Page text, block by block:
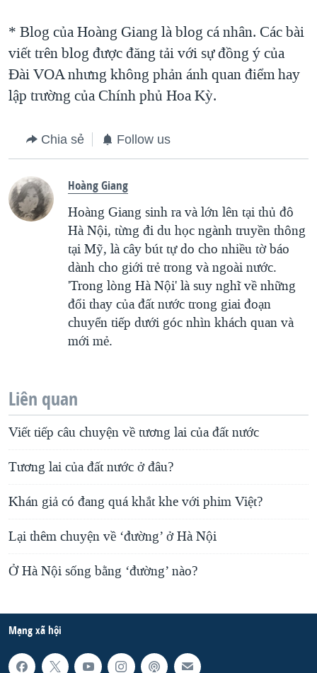
* Blog của Hoàng Giang là blog cá nhân. Các bài
viết trên blog được đăng tải với sự đồng ý của
Ðài VOA nhưng không phản ánh quan điểm hay
lập trường của Chính phủ Hoa Kỳ.
Chia sẻ Follow us
Hoàng Giang
Hoàng Giang sinh ra và lớn lên tại thủ đô
Hà Nội, từng đi du học ngành truyền thông
tại Mỹ, là cây bút tự do cho nhiều tờ báo
dành cho giới trẻ trong và ngoài nước.
'Trong lòng Hà Nội' là suy nghĩ về những
đổi thay của đất nước trong giai đoạn
chuyển tiếp dưới góc nhìn khách quan và
mới mẻ.
Liên quan
Viết tiếp câu chuyện về tương lai của đất nước
Tương lai của đất nước ở đâu?
Khán giả có đang quá khắt khe với phim Việt?
Lại thêm chuyện về ‘đường’ ở Hà Nội
Ở Hà Nội sống bằng ‘đường’ nào?
Mạng xã hội